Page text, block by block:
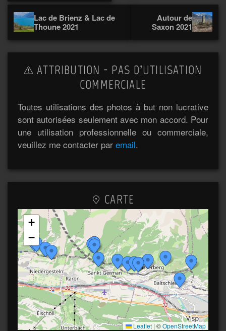
Lac de Brienz & Lac de
Thoune 2021
Autour de
Saxon 2021
ATTRIBUTION - PAS D’UTILISATION
COMMERCIALE
Toutes utilisations des photos à but non lucrative
sont autorisées seulement avec mon accord. Pour
une utilisation professionnelle ou commerciale,
veuillez me contacter par email.
CARTE
+
−
Leaflet | ©OpenStreetMap